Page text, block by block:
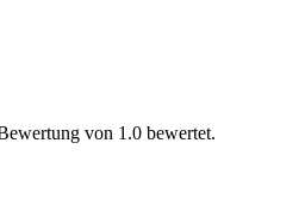
von 1.0 bewertet.